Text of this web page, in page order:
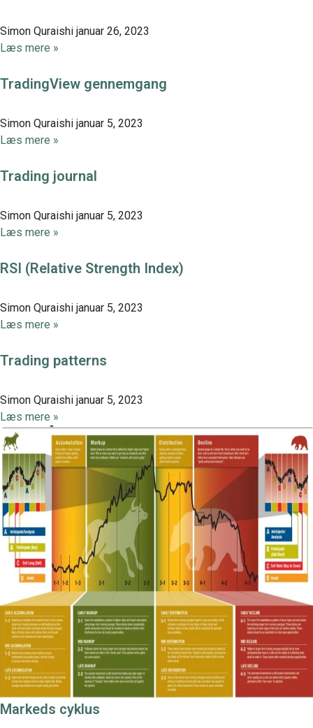
Simon Quraishi januar 26, 2023
Læs mere »
TradingView gennemgang
Simon Quraishi januar 5, 2023
Læs mere »
Trading journal
Simon Quraishi januar 5, 2023
Læs mere »
RSI (Relative Strength Index)
Simon Quraishi januar 5, 2023
Læs mere »
Trading patterns
Simon Quraishi januar 5, 2023
Læs mere »
Markeds cyklus